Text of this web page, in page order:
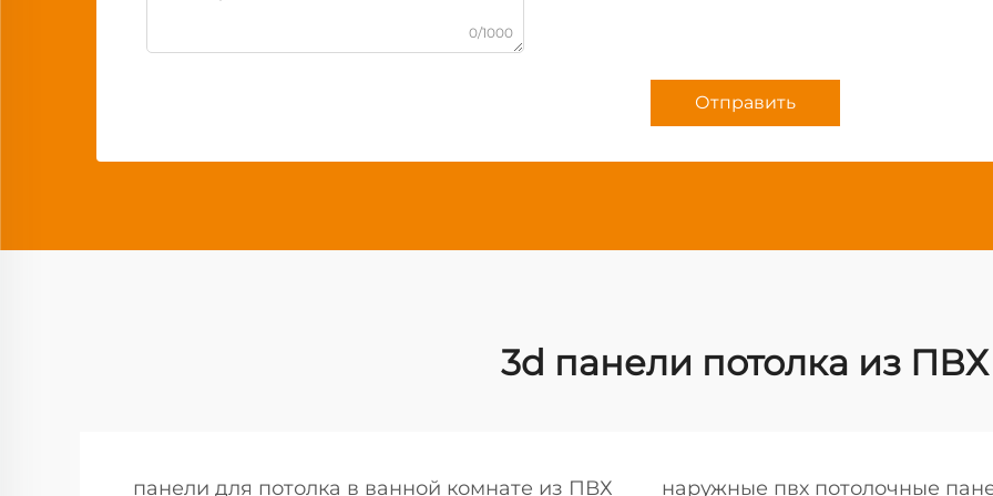
0/1000
Отправить
3d панели потолка из ПВХ
панели для потолка в ванной комнате из ПВХ наружные пвх потолочные